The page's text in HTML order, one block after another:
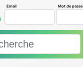
Email Mot de passe